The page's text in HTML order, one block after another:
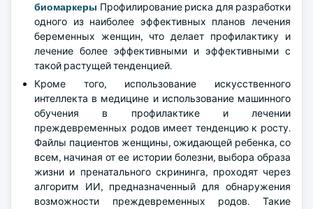
биомаркеры Профилирование риска для разработки
одного из наиболее эффективных планов лечения
беременных женщин, что делает профилактику и
лечение более эффективными и эффективными с
такой растущей тенденцией.
Кроме того, использование искусственного
интеллекта в медицине и использование машинного
обучения в профилактике и лечении
преждевременных родов имеет тенденцию к росту.
Файлы пациентов женщины, ожидающей ребенка, со
всем, начиная от ее истории болезни, выбора образа
жизни и пренатального скрининга, проходят через
алгоритм ИИ, предназначенный для обнаружения
возможности преждевременных родов. Такие